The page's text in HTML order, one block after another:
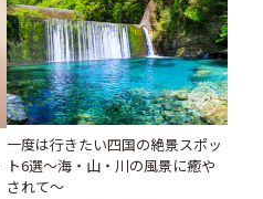
一度は行きたい四国の絶景スポッ
ト6選〜海・山・川の風景に癒や
されて〜